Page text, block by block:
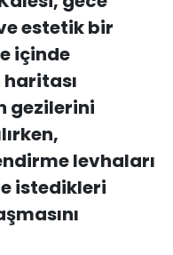
estetik bir
içinde
gezilerini
levhaları
istedikleri